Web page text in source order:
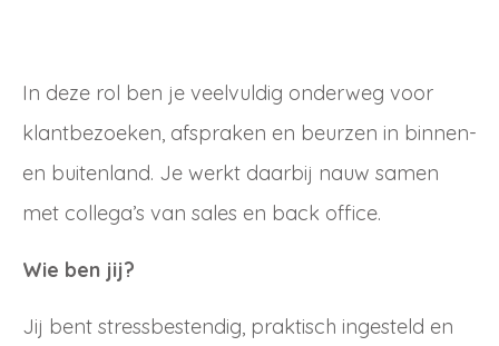
In deze rol ben je veelvuldig onderweg voor
klantbezoeken, afspraken en beurzen in binnen-
en buitenland. Je werkt daarbij nauw samen
met collega’s van sales en back office.
Wie ben jij?
Jij bent stressbestendig, praktisch ingesteld en